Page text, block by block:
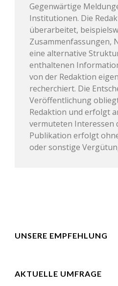
Gegenwärtige
Institutionen. Die
überarbeitet,
Zusammenfassungen,
eine alternative
enthaltenen
von der Redaktion
recherchiert. Die
Veröffentlichung
Redaktion und erfolgt
vermuteten Interessen
Publikation erfolgt
oder sonstige
UNSERE EMPFEHLUNG
AKTUELLE UMFRAGE